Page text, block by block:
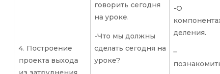
4. Построение
проекта выхода
говорить сегодня
на уроке.
-Что мы должны
сделать сегодня на
уроке?
-О
деления.
–